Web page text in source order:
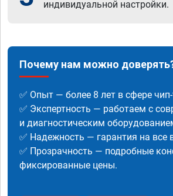
индивидуальной настройки.
Почему нам можно
✅ Опыт — более 8 лет в сфере
✅ Экспертность — работаем с
и диагностическим
✅ Надежность — гарантия на все
✅ Прозрачность — подробные
фиксированные цены.